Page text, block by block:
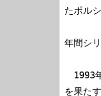
たポル
カレ
年間シ
３
1993
を果たす